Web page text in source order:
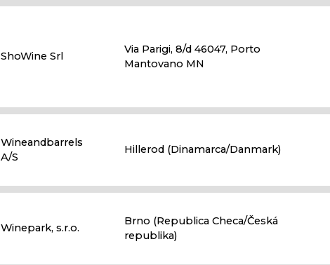
ShoWine Srl
Via Parigi, 8/d 46047, Porto
Mantovano MN
Wineandbarrels
A/S
Hillerod (Dinamarca/Danmark)
Winepark, s.r.o.
Brno (Republica Checa/Česká
republika)